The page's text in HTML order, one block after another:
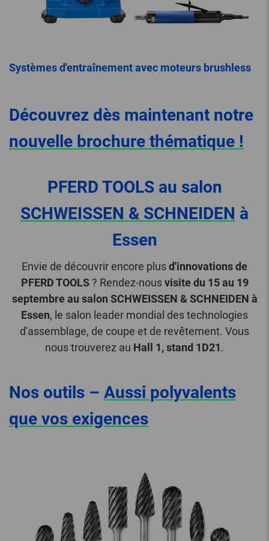
Systèmes d'entraînement avec moteurs brushless
Découvrez dès maintenant notre
nouvelle brochure thématique !
PFERD TOOLS au salon
SCHWEISSEN & SCHNEIDEN à
Essen
Envie de découvrir encore plusd'innovations de
PFERD TOOLS? Rendez-nousvisite du 15 au 19
septembre au salon SCHWEISSEN & SCHNEIDEN à
Essen, le salon leader mondial des technologies
d'assemblage, de coupe et de revêtement. Vous
nous trouverez au Hall 1, stand 1D21.
Nos outils – Aussi polyvalents
que vos exigences